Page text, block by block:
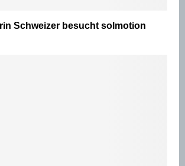
Schweizer besucht solmotion